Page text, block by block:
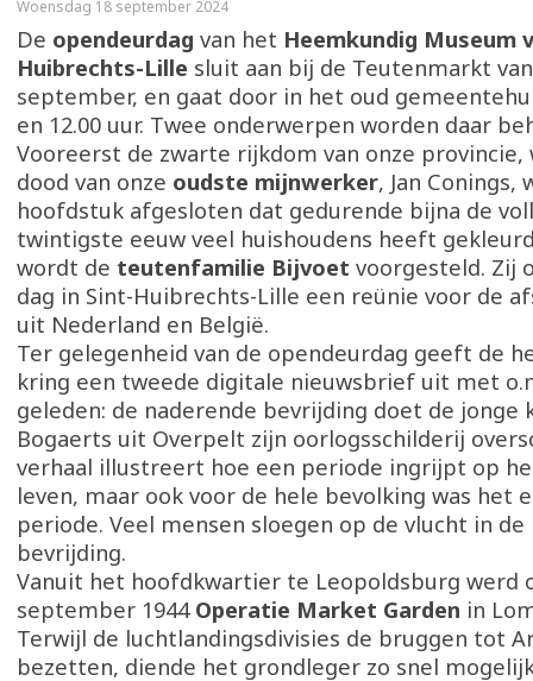
Woensdag 18 september 2024
De opendeurdag van het Heemkundig Museum
Huibrechts-Lille sluit aan bij de Teutenmarkt
september, en gaat door in het oud
en 12.00 uur. Twee onderwerpen worden daar
Vooreerst de zwarte rijkdom van onze
dood van onze oudste mijnwerker, Jan Conings,
hoofdstuk afgesloten dat gedurende bijna de
twintigste eeuw veel huishoudens heeft
wordt de teutenfamilie Bijvoet voorgesteld. Zij
dag in Sint-Huibrechts-Lille een reünie voor de
uit Nederland en België.
Ter gelegenheid van de opendeurdag geeft de
kring een tweede digitale nieuwsbrief uit met
geleden: de naderende bevrijding doet de jonge
Bogaerts uit Overpelt zijn oorlogsschilderij
verhaal illustreert hoe een periode ingrijpt op
leven, maar ook voor de hele bevolking was het
periode. Veel mensen sloegen op de vlucht in
bevrijding.
Vanuit het hoofdkwartier te Leopoldsburg werd
september 1944 Operatie Market Garden in
Terwijl de luchtlandingsdivisies de bruggen tot
bezetten, diende het grondleger zo snel